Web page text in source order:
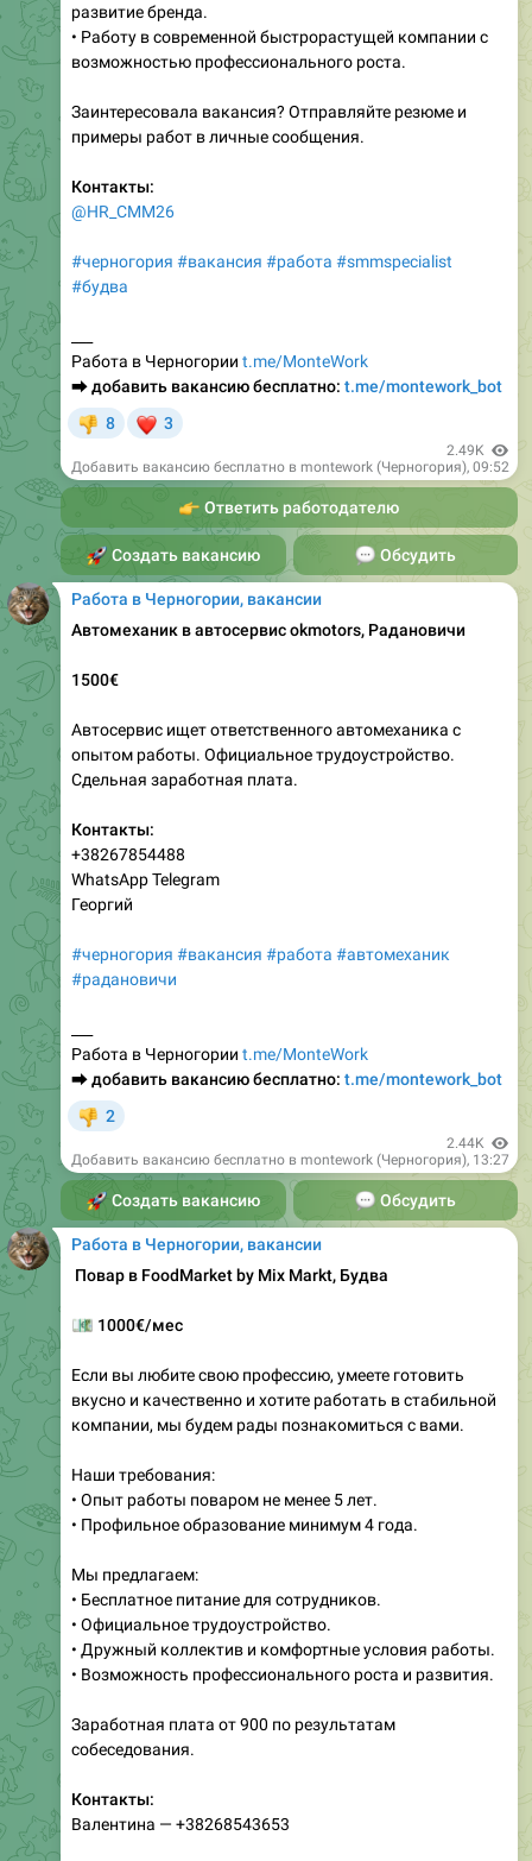
развитие бренда.
• Работу в современной быстрорастущей компании с
возможностью профессионального роста.
Заинтересовала вакансия? Отправляйте резюме и
примеры работ в личные сообщения.
Контакты:
@HR_CMM26
#черногория #вакансия #работа #smmspecialist
#будва
Работа в Черногории t.me/MonteWork
⮕добавить вакансию бесплатно: t.me/montework_bot
8 3
2.49K
Добавить вакансию бесплатно в montework (Черногория), 09:52
👉Ответить работодателю
Создать вакансию💬Обсудить
Работа в Черногории, вакансии
Автомеханик в автосервис оkmotors, Радановичи
1500€
Автосервис ищет ответственного автомеханика с
опытом работы. Официальное трудоустройство.
Сдельная заработная плата.
Контакты:
+38267854488
WhatsApp Telegram
Георгий
#черногория #вакансия #работа #автомеханик
#радановичи
Работа в Черногории t.me/MonteWork
⮕добавить вакансию бесплатно: t.me/montework_bot
2
2.44K
Добавить вакансию бесплатно в montework (Черногория), 13:27
Создать вакансию💬Обсудить
Работа в Черногории, вакансии
‍ Повар в FoodMarket by Mix Markt, Будва
1000€/мес
Если вы любите свою профессию, умеете готовить
вкусно и качественно и хотите работать в стабильной
компании, мы будем рады познакомиться с вами.
Наши требования:
• Опыт работы поваром не менее 5 лет.
• Профильное образование минимум 4 года.
Мы предлагаем:
• Бесплатное питание для сотрудников.
• Официальное трудоустройство.
• Дружный коллектив и комфортные условия работы.
• Возможность профессионального роста и развития.
Заработная плата от 900 по результатам
собеседования.
Контакты:
Валентина — +38268543653